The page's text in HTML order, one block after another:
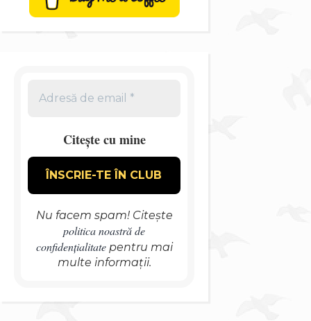
Citește cu mine
Nu facem spam! Citește
politica noastră de
confidențialitatepentru mai
multe informații.